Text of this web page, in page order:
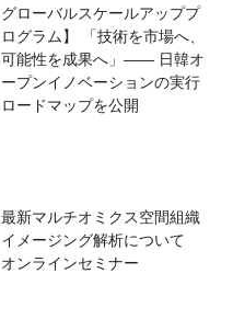
グローバルスケールアッププ
ログラム】 「技術を市場へ、
可能性を成果へ」―― 日韓オ
ープンイノベーションの実行
ロードマップを公開
最新マルチオミクス空間組織
イメージング解析について
オンラインセミナー